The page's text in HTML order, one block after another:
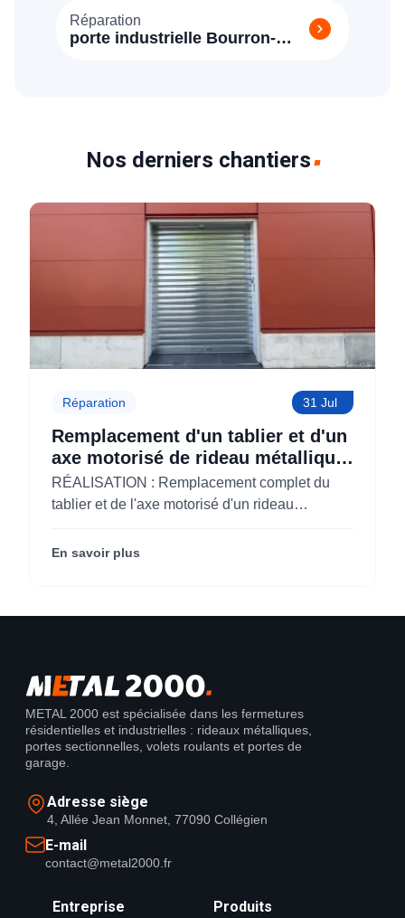
Réparation
porte industrielle Bourron-
Nos derniers chantiers
Réparation 31 Jul
Remplacement d'un tablier et d'un
axe motorisé de rideau métallique
pour M'CHADAL (Optical Center)
(95)
RÉALISATION : Remplacement complet du
tablier et de l'axe motorisé d'un rideau
Center) (95290).
En savoir plus
METAL 2000 est spécialisée dans les fermetures
résidentielles et industrielles : rideaux métalliques,
portes sectionnelles, volets roulants et portes de
garage.
Adresse siège
4, Allée Jean Monnet, 77090 Collégien
E-mail
contact@metal2000.fr
Entreprise Produits